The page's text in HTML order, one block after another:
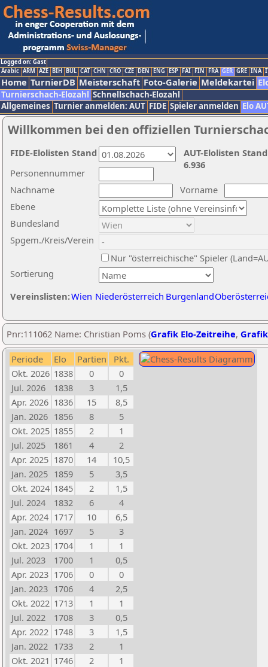
Logged on: Gast
Arabic ARM AZE BIH BUL CAT CHN CRO CZE DEN ENG ESP FAI FIN FRA GER GRE INA
Home TurnierDB Meisterschaft Foto-Galerie Meldekartei
Turnierschach-Elozahl Schnellschach-Elozahl
Allgemeines Turnier anmelden: AUT FIDE Spieler anmelden Elo
Willkommen bei den offiziellen
Nachname
Vorname
Ebene
Sortierung
Personennummer
Bundesland
Spgem./Kreis/Verein
Nur "österreichische" Spieler
Vereinslisten:Wien Niederösterreich Burgenland
AUT-Elolisten
6.936
FIDE-Elolisten Stand
Pnr:111062 Name: Christian Poms (Grafik Elo-Zeitreihe,
Periode Elo Partien
Pkt.
Okt. 2026 1838 0
0
Jul. 2026
1838 3
1,5
Apr. 2026 1836 15
8,5
Jan. 2026 1856 8
5
Okt. 2025 1855 2
1
Jul. 2025
1861 4
2
Apr. 2025 1870 14
10,5
Jan. 2025 1859 5
3,5
Okt. 2024 1845 2
1,5
Jul. 2024
1832 6
4
Apr. 2024 1717 10
6,5
Jan. 2024 1697 5
3
Okt. 2023 1704 1
1
Jul. 2023
1700 1
0,5
Apr. 2023 1706 0
0
Jan. 2023 1706 4
2,5
Okt. 2022 1713 1
1
Jul. 2022
1708 3
0,5
Apr. 2022 1748 3
1,5
Jan. 2022 1733 2
1
Okt. 2021 1746 2
1